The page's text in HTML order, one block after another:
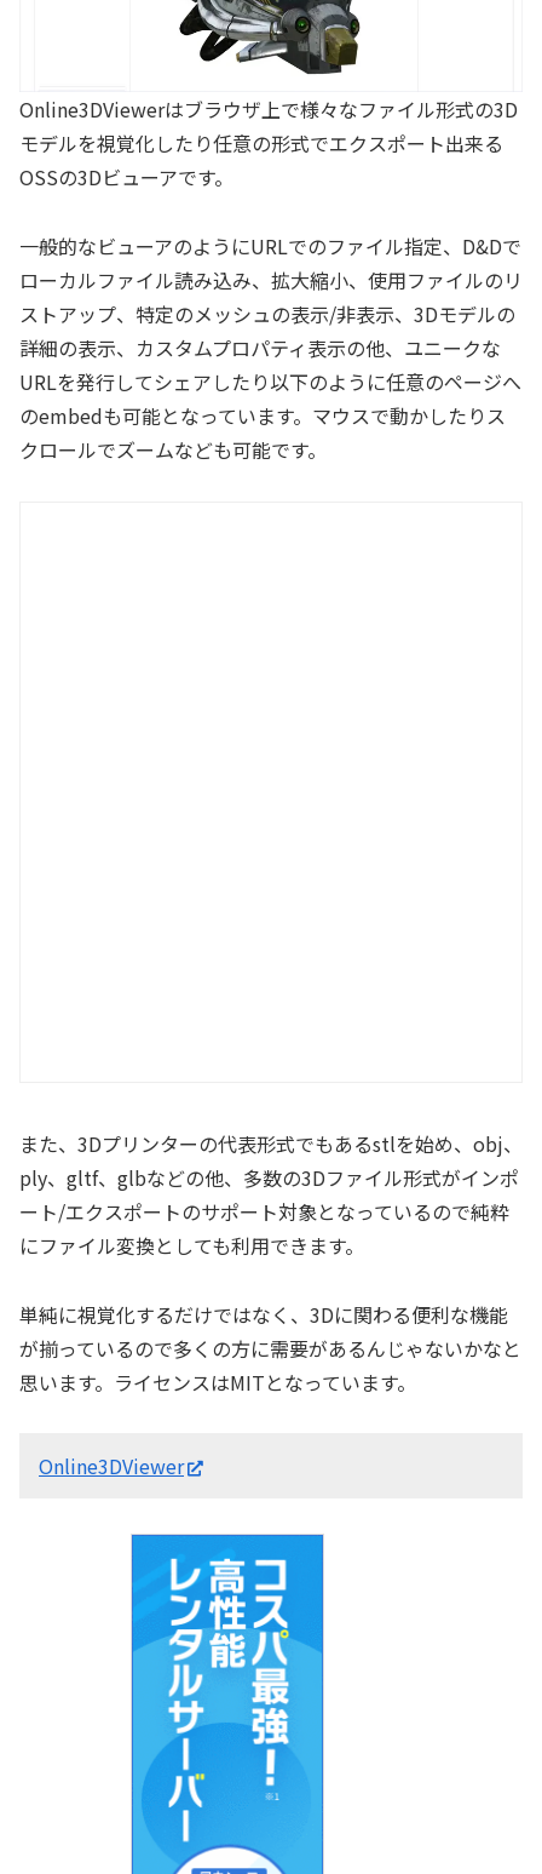
Online3DViewerはブラウザ上で様々なファイル形式の3D
モデルを視覚化したり任意の形式でエクスポート出来る
OSSの3Dビューアです。
一般的なビューアのようにURLでのファイル指定、D&Dで
ローカルファイル読み込み、拡大縮小、使用ファイルのリ
ストアップ、特定のメッシュの表示/非表示、3Dモデルの
詳細の表示、カスタムプロパティ表示の他、ユニークな
URLを発行してシェアしたり以下のように任意のページへ
のembedも可能となっています。マウスで動かしたりス
クロールでズームなども可能です。
また、3Dプリンターの代表形式でもあるstlを始め、obj、
ply、gltf、glbなどの他、多数の3Dファイル形式がインポ
ート/エクスポートのサポート対象となっているので純粋
にファイル変換としても利用できます。
単純に視覚化するだけではなく、3Dに関わる便利な機能
が揃っているので多くの方に需要があるんじゃないかなと
思います。ライセンスはMITとなっています。
Online3DViewer